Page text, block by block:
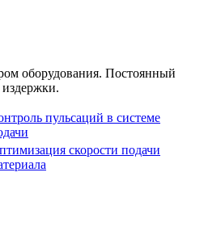
оборудования. Постоянный
издержки.
пульсаций в системе
скорости подачи